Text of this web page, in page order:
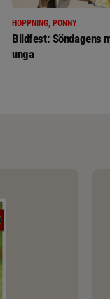
HOPPNING, PONNY
Bildfest: Söndagens
unga